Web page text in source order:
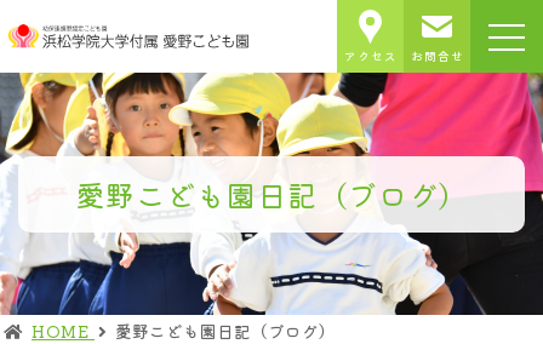
アクセス お問合せ
愛野こども園日記（ブログ）
HOME 愛野こども園日記（ブログ）